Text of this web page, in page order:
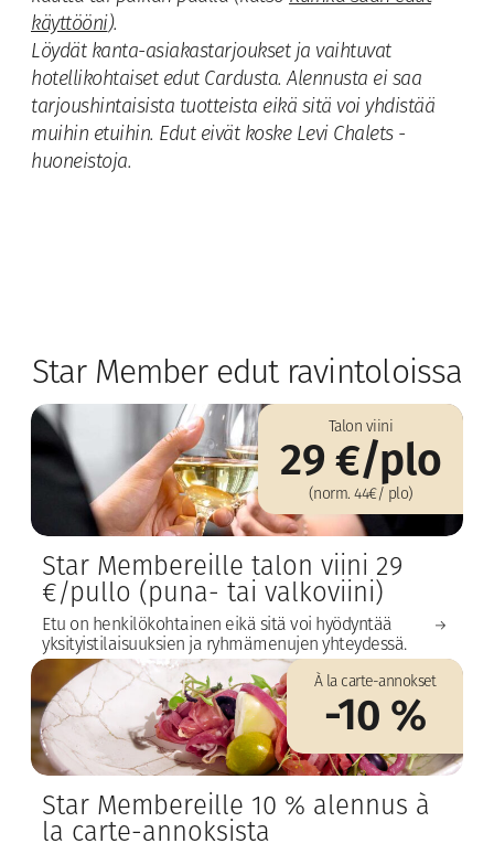
käyttööni).
Löydät kanta-asiakastarjoukset ja vaihtuvat
hotellikohtaiset edut Cardusta. Alennusta ei saa
tarjoushintaisista tuotteista eikä sitä voi yhdistää
muihin etuihin. Edut eivät koske Levi Chalets -
huoneistoja.
Star Member edut ravintoloissa
Talon viini
29 €/plo
(norm. 44€/ plo)
Star Membereille talon viini 29
€/pullo (puna- tai valkoviini)
Etu on henkilökohtainen eikä sitä voi hyödyntää
yksityistilaisuuksien ja ryhmämenujen yhteydessä.
À la carte-annokset
-10 %
Star Membereille 10 % alennus à
la carte-annoksista